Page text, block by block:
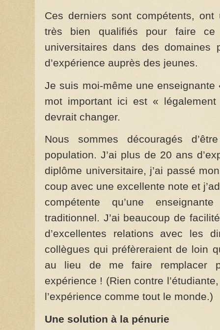
Ces derniers sont compétents,
très bien qualifiés pour faire
universitaires dans des domaines
d’expérience auprès des jeunes.
Je suis moi-même une
mot important ici est «
devrait changer.
Nous sommes découragés
population. J’ai plus de 20 ans
diplôme universitaire, j’ai passé
coup avec une excellente note et
compétente qu’une
traditionnel. J’ai beaucoup de
d’excellentes relations avec les
collègues qui préfèreraient de loin
au lieu de me faire remplacer
expérience ! (Rien contre
l’expérience comme tout le monde.)
Une solution à la pénurie